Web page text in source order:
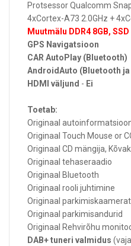
Protsessor Qualcomm
4xCortex-A73 2.0GHz +
Muutmälu DDR4 8GB,
GPS Navigatsioon
CAR AutoPlay (Bluetooth)
AndroidAuto (Bluetooth ja
HDMI väljund - Ei
Toetab:
Originaal
Originaal Touch Mouse or
Originaal CD mängija,
Originaal tehaseraadio
Originaal Bluetooth
Originaal rooli juhtimine
Originaal parkimiskaamerat
Originaal parkimisandurid
Originaal Rehvirõhu
DAB+ tuneri valmidus